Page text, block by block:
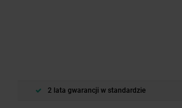
2 lata gwarancji w standardzie